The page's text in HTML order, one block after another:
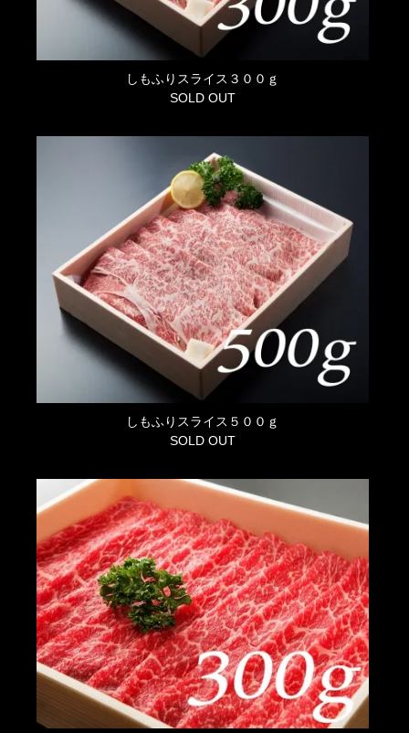
しもふりスライス３００ｇ
SOLD OUT
しもふりスライス５００ｇ
SOLD OUT